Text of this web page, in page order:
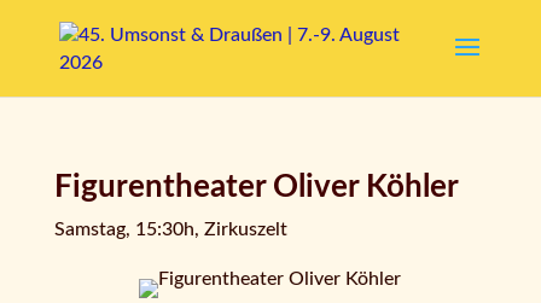
Figurentheater Oliver Köhler
Samstag, 15:30h, Zirkuszelt